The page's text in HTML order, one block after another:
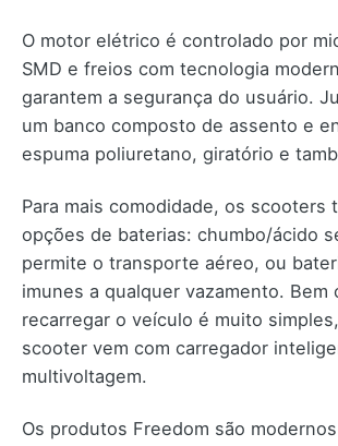
O motor elétrico é controlado por
SMD e freios com tecnologia
garantem a segurança do usuário.
um banco composto de assento e
espuma poliuretano, giratório e
Para mais comodidade, os scooters
opções de baterias: chumbo/ácido
permite o transporte aéreo, ou
imunes a qualquer vazamento. Bem
recarregar o veículo é muito
scooter vem com carregador
multivoltagem.
Os produtos Freedom são